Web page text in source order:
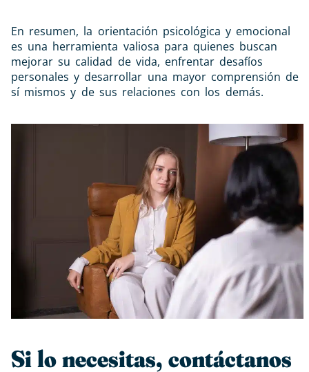
En resumen, la orientación psicológica y emocional
es una herramienta valiosa para quienes buscan
mejorar su calidad de vida, enfrentar desafíos
personales y desarrollar una mayor comprensión de
sí mismos y de sus relaciones con los demás.
Si lo necesitas, contáctanos